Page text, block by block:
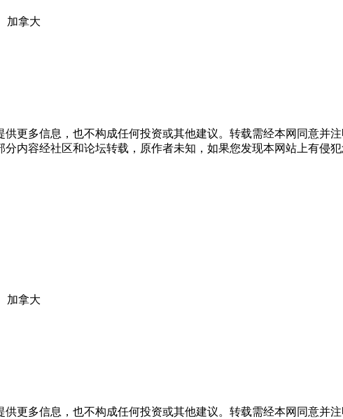
加拿大
更多信息，也不构成任何投资或其他建议。转载需经本网同意并
内容经社区和论坛转载，原作者未知，如果您发现本网站上有侵
加拿大
更多信息，也不构成任何投资或其他建议。转载需经本网同意并